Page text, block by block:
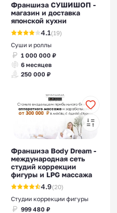
Франшиза СУШИШОП -
магазин и доставка
японской кухни
4.1(19)
Суши и роллы
1 000 000 ₽
6 месяцев
250 000 ₽
Франшиза Body Dream -
международная сеть
студий коррекции
фигуры и LPG массажа
4.9(20)
Студии коррекции фигуры
999 480 ₽